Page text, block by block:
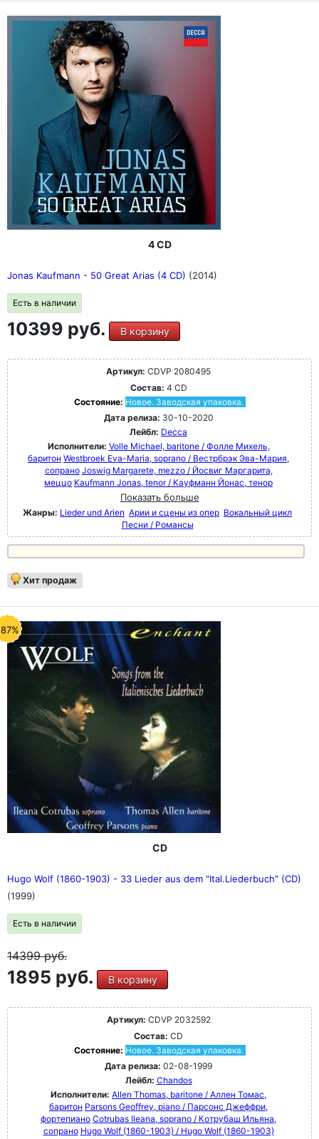
4 CD
Jonas Kaufmann - 50 Great Arias (4 CD) (2014)
Есть в наличии
10399 руб. В корзину
Артикул: CDVP 2080495
Состав: 4 CD
Состояние: Новое. Заводская упаковка.
Дата релиза: 30-10-2020
Лейбл: Decca
Исполнители: Volle Michael, baritone / Фолле Михель,
баритон Westbroek Eva-Maria, soprano / Вестрбрэк Эва-Мария,
сопрано Joswig Margarete, mezzo / Йосвиг Маргарита,
меццо Kaufmann Jonas, tenor / Кауфманн Йонас, тенор
Показать больше
Жанры: Lieder und Arien Арии и сцены из опер Вокальный цикл
Песни / Романсы
Хит продаж
CD
Hugo Wolf (1860-1903) - 33 Lieder aus dem "Ital.Liederbuch" (CD)
(1999)
Есть в наличии
14399руб.
1895 руб. В корзину
Артикул: CDVP 2032592
Состав: CD
Состояние: Новое. Заводская упаковка.
Дата релиза: 02-08-1999
Лейбл: Chandos
Исполнители: Allen Thomas, baritone / Аллен Томас,
баритон Parsons Geoffrey, piano / Парсонс Джеффри,
фортепиано Cotrubas Ileana, soprano / Котрубаш Ильяна,
сопрано Hugo Wolf (1860-1903) / Hugo Wolf (1860-1903)